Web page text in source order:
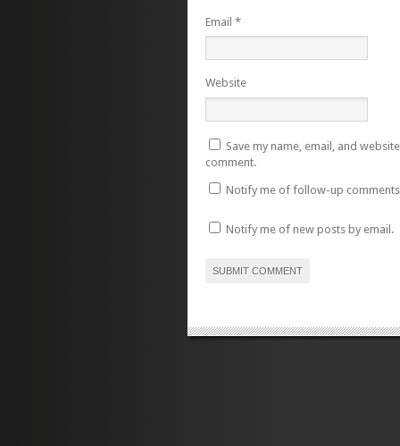
Email *
Website
Save my name, email, and
comment.
Notify me of follow-up
Notify me of new posts by email.